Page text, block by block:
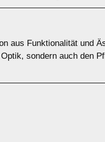
aus Funktionalität und
sondern auch den